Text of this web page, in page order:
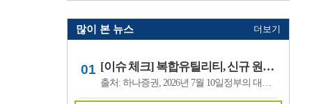
초고압 케이블이 새로운 성장동력
으로 자리 잡을 전망이라며 투자의
견 '매수'를 유지하고 목표주가 7
너지의 전일 종가는 4만5550원이
다.김태현 IBK투자증권 연구원은
"올해 2분기 .
많이 본 뉴스 더보기
[이슈 체크] 복합유틸리티, 신규 원전 최대 4기 가능성…한국전력 장기 성장 기대